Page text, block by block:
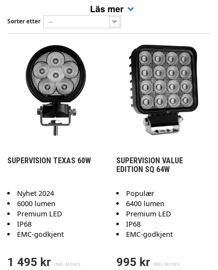
Läs mer
Sorter etter --
SUPERVISION TEXAS 60W
Nyhet 2024
6000 lumen
Premium LED
IP68
EMC-godkjent
1 495 kr
SUPERVISION VALUE
EDITION SQ 64W
Populær
6400 lumen
Premium LED
IP68
EMC-godkjent
995 kr